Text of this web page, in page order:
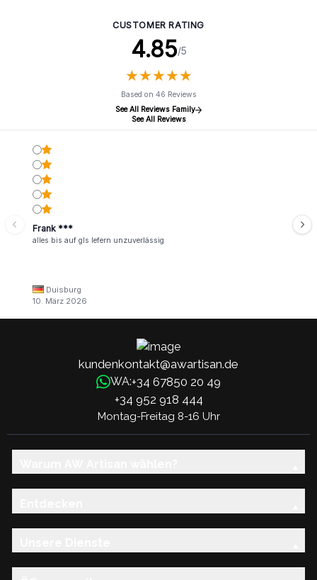
CUSTOMER RATING
4.85/5
★★★★★
★★★★★
Based on 46 Reviews
See All Reviews Family
See All Reviews
Frank ***
alles bis auf gls lefern unzuverlässig
Duisburg
10. März 2026
kundenkontakt@awartisan.de
WA:+34 67850 20 49
+34 952 918 444
Montag-Freitag 8-16 Uhr